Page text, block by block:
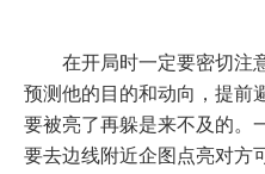
在开局时一定要密切注
预测他的目的和动向，提前
要被亮了再躲是来不及的。
要去边线附近企图点亮对方